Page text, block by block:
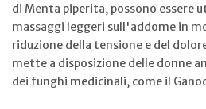
di Menta piperita, possono essere
massaggi leggeri sull'addome in
riduzione della tensione e del
mette a disposizione delle donne
dei funghi medicinali, come il